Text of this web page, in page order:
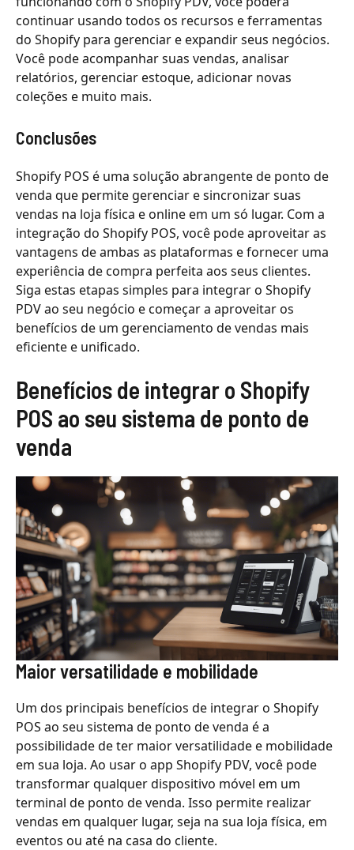
continuar usando todos os recursos e ferramentas
do Shopify para gerenciar e expandir seus negócios.
Você pode acompanhar suas vendas, analisar
relatórios, gerenciar estoque, adicionar novas
coleções e muito mais.
Conclusões
Shopify POS é uma solução abrangente de ponto de
venda que permite gerenciar e sincronizar suas
vendas na loja física e online em um só lugar. Com a
integração do Shopify POS, você pode aproveitar as
vantagens de ambas as plataformas e fornecer uma
experiência de compra perfeita aos seus clientes.
Siga estas etapas simples para integrar o Shopify
PDV ao seu negócio e começar a aproveitar os
benefícios de um gerenciamento de vendas mais
eficiente e unificado.
Benefícios de integrar o Shopify
POS ao seu sistema de ponto de
venda
Maior versatilidade e mobilidade
Um dos principais benefícios de integrar o Shopify
POS ao seu sistema de ponto de venda é a
possibilidade de ter maior versatilidade e mobilidade
em sua loja. Ao usar o app Shopify PDV, você pode
transformar qualquer dispositivo móvel em um
terminal de ponto de venda. Isso permite realizar
vendas em qualquer lugar, seja na sua loja física, em
eventos ou até na casa do cliente.